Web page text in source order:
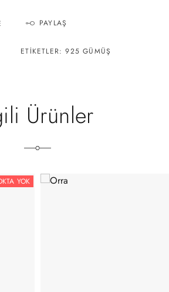
PAYLAŞ
ETIKETLER:925 GÜMÜŞ
Ürünler
YOK